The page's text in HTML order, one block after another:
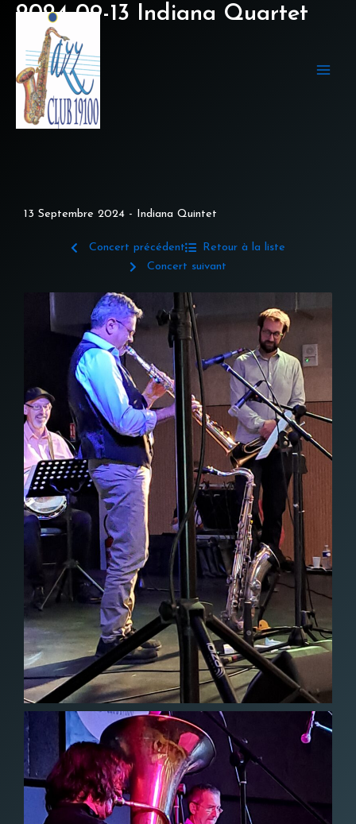
Aller2024-09-13 Indiana Quartet
13 Septembre 2024 - Indiana Quintet
Concert précédent
Retour à la liste
Concert suivant